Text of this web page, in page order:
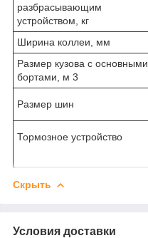
разбрасывающим
устройством, кг
Ширина коллеи, мм
Размер кузова с основными
бортами, м 3
Размер шин
Тормозное устройство
Скрыть
Условия доставки